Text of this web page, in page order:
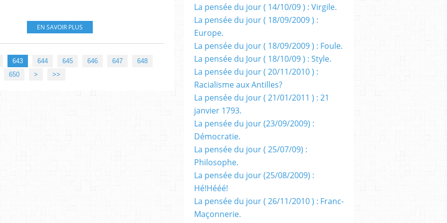
EN SAVOIR PLUS
643 644 645 646 647
648
650 660
670
680
690
700
800
900
> >>
La pensée du jour ( 14/10/09 ) : Virgile.
La pensée du jour ( 18/09/2009 ) :
Europe.
La pensée du jour ( 18/09/2009 ) : Foule.
La pensée du Jour ( 18/10/09 ) : Style.
La pensée du jour ( 20/11/2010 ) :
Racialisme aux Antilles?
La pensée du jour ( 21/01/2011 ) : 21
janvier 1793.
La pensée du jour (23/09/2009) :
Démocratie.
La pensée du jour ( 25/07/09) :
Philosophe.
La pensée du jour (25/08/2009) :
Hé!Hééé!
La pensée du jour ( 26/11/2010 ) : Franc-
Maçonnerie.